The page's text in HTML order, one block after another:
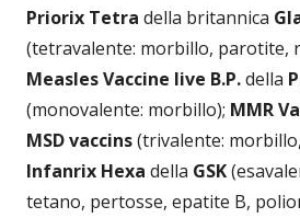
Priorix Tetra della britannica
(tetravalente: morbillo, parotite,
Measles Vaccine live B.P.della
(monovalente: morbillo); MMR
MSD vaccins(trivalente:
Infanrix Hexa della GSK
tetano, pertosse, epatite B,